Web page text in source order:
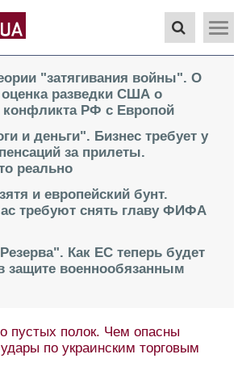
"затягивания войны". О
разведки США о
конфликта РФ с Европой
и деньги". Бизнес требует у
за прилеты.
реально
и европейский бунт.
требуют снять главу ФИФА
Как ЕС теперь будет
защите военнообязанным
пустых полок. Чем опасны
по украинским торговым